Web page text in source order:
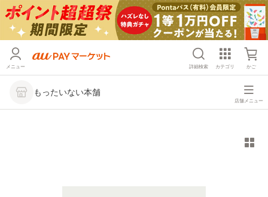
メニュー 詳細検索 カテゴリ かご
もったいない本舗
店舗メニュー